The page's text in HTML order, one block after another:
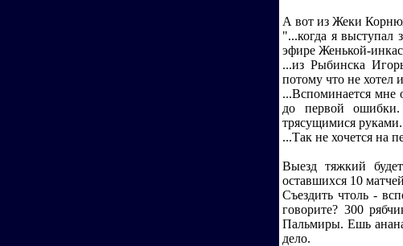
А вот из Жеки
"...когда я выступал
эфире Женькой-
...из Рыбинска
потому что не хотел
...Вспоминается мне
до первой ошибки.
трясущимися
...Так не хочется на
Выезд тяжкий
оставшихся 10
Съездить чтоль -
говорите? 300
Пальмиры. Ешь
дело.